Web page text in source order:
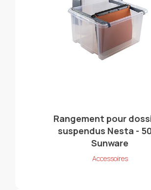
Rangement pour
suspendus Nesta -
Sunware
Accessoires